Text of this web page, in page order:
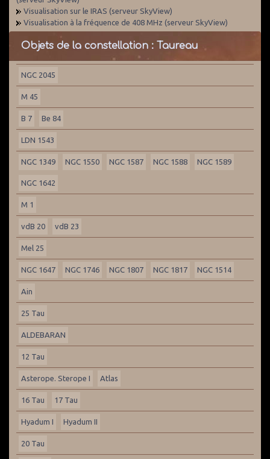
Visualisation sur le IRAS (serveur SkyView)
Visualisation à la fréquence de 408 MHz (serveur SkyView)
Objets de la constellation : Taureau
NGC 2045
M 45
B 7 Be 84
LDN 1543
NGC 1349 NGC 1550 NGC 1587 NGC 1588 NGC 1589
NGC 1642
M 1
vdB 20 vdB 23
Mel 25
NGC 1647 NGC 1746 NGC 1807 NGC 1817 NGC 1514
Ain
25 Tau
ALDEBARAN
12 Tau
Asterope. Sterope I Atlas
16 Tau 17 Tau
Hyadum I Hyadum II
20 Tau